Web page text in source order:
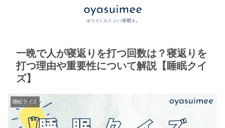
一晩で人が寝返りを打つ回数は？寝返りを
打つ理由や重要性について解説【睡眠クイ
ズ】
睡眠クイズ